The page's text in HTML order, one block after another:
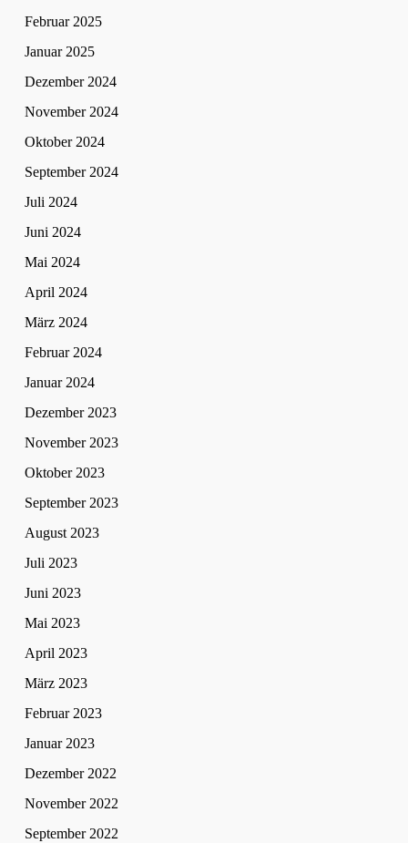
Februar 2025
Januar 2025
Dezember 2024
November 2024
Oktober 2024
September 2024
Juli 2024
Juni 2024
Mai 2024
April 2024
März 2024
Februar 2024
Januar 2024
Dezember 2023
November 2023
Oktober 2023
September 2023
August 2023
Juli 2023
Juni 2023
Mai 2023
April 2023
März 2023
Februar 2023
Januar 2023
Dezember 2022
November 2022
September 2022